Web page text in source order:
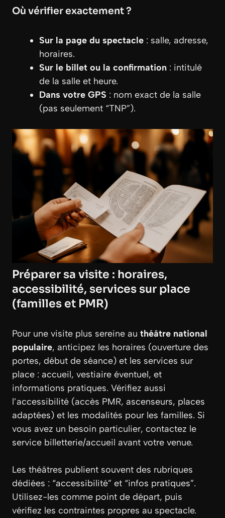
Où vérifier exactement ?
Sur la page du spectacle : salle, adresse,
horaires.
Sur le billet ou la confirmation : intitulé
de la salle et heure.
Dans votre GPS : nom exact de la salle
(pas seulement “TNP”).
Préparer sa visite : horaires,
accessibilité, services sur place
(familles et PMR)
Pour une visite plus sereine au théâtre national
populaire, anticipez les horaires (ouverture des
portes, début de séance) et les services sur
place : accueil, vestiaire éventuel, et
informations pratiques. Vérifiez aussi
l’accessibilité (accès PMR, ascenseurs, places
adaptées) et les modalités pour les familles. Si
vous avez un besoin particulier, contactez le
service billetterie/accueil avant votre venue.
Les théâtres publient souvent des rubriques
dédiées : “accessibilité” et “infos pratiques”.
Utilisez-les comme point de départ, puis
vérifiez les contraintes propres au spectacle.